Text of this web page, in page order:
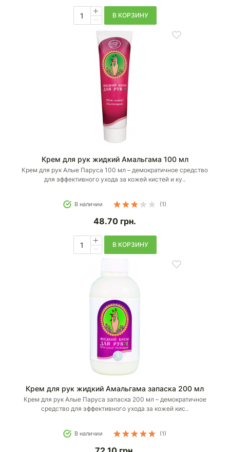
В КОРЗИНУ
Крем для рук жидкий Амальгама 100 мл
Крем для рук Алые Паруса 100 мл – демократичное средство
для эффективного ухода за кожей кистей и ку..
В наличии (1)
48.70 грн.
В КОРЗИНУ
Крем для рук жидкий Амальгама запаска 200 мл
Крем для рук Алые Паруса запаска 200 мл – демократичное
средство для эффективного ухода за кожей кис..
В наличии (1)